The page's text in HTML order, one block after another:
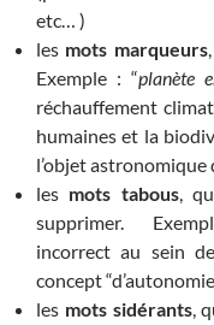
etc… )
les mots marqueurs
Exemple : “planète
réchauffement
humaines et la
l’objet astronomique
les mots tabous,
supprimer.
incorrect au sein
concept
les mots sidérants,